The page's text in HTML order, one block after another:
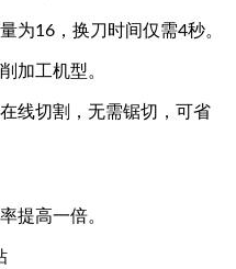
为16，换刀时间仅需4秒。
加工机型。
线切割，无需锯切，可省
提高一倍。